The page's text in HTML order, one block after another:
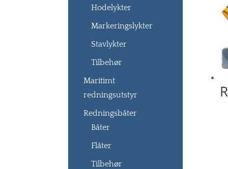
Hodelykter
Markeringslykter
Stavlykter
Tilbehør
Maritimt
redningsutstyr
Redningsbåter
Båter
Flåter
Tilbehør